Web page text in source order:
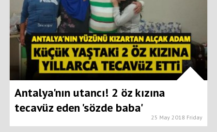
Antalya'nın utancı! 2 öz kızına
tecavüz eden 'sözde baba'
25 May 2018 Friday